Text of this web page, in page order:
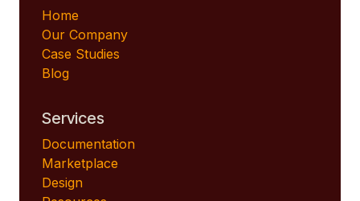
Home
Our Company
Case Studies
Blog
Services
Documentation
Marketplace
Design